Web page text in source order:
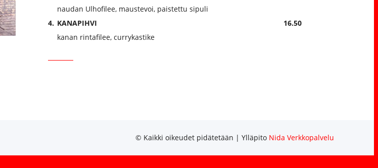
naudan Ulhofilee, maustevoi, paistettu sipuli
4. KANAPIHVI
16.50
kanan rintafilee, currykastike
© Kaikki oikeudet pidätetään | Ylläpito Nida Verkkopalvelu